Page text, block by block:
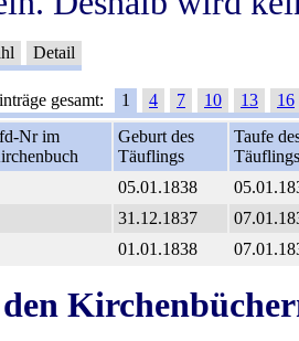
Detail
gesamt: 1 4 7 10 13
16
Nr im
Geburt des
Täuflings
Taufe
Täuflings
05.01.1838
31.12.1837
01.01.1838